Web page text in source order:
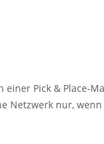
Pick &
nur,